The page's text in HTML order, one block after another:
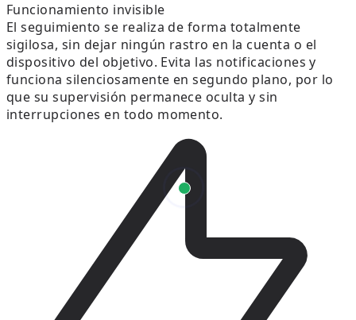
Funcionamiento invisible
El seguimiento se realiza de forma totalmente
sigilosa, sin dejar ningún rastro en la cuenta o el
dispositivo del objetivo. Evita las notificaciones y
funciona silenciosamente en segundo plano, por lo
que su supervisión permanece oculta y sin
interrupciones en todo momento.